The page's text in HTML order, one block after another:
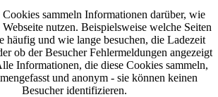
Cookies sammeln Informationen darüber, wie
nutzen. Beispielsweise welche Seiten
häufig und wie lange besuchen, die Ladezeit
ob der Besucher Fehlermeldungen angezeigt
Informationen, die diese Cookies sammeln,
und anonym - sie können keinen
Besucher identifizieren.